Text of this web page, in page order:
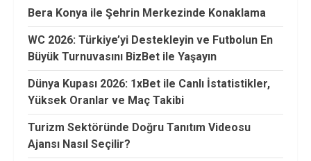
Bera Konya ile Şehrin Merkezinde Konaklama
WC 2026: Türkiye’yi Destekleyin ve Futbolun En
Büyük Turnuvasını BizBet ile Yaşayın
Dünya Kupası 2026: 1xBet ile Canlı İstatistikler,
Yüksek Oranlar ve Maç Takibi
Turizm Sektöründe Doğru Tanıtım Videosu
Ajansı Nasıl Seçilir?